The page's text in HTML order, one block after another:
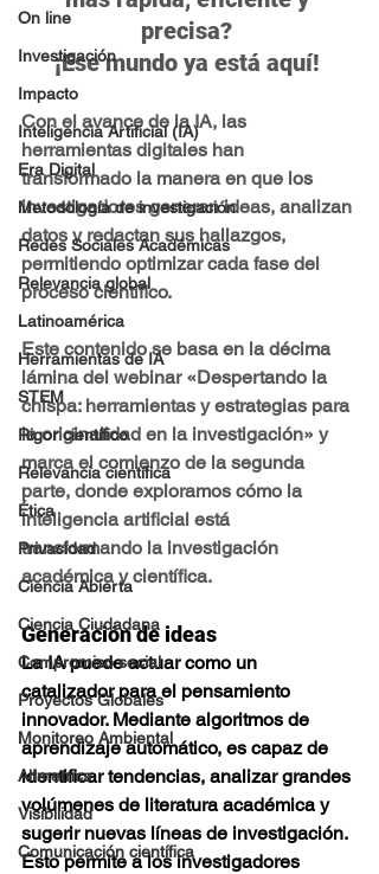
On line
Investigación
Impacto
Inteligencia Artificial (IA)
Era Digital
Metodología de investigación
Redes Sociales Académicas
Relevancia global
Latinoamérica
Herramientas de IA
STEM
Rigor científico
Relevancia científica
Ética
Privacidad
Ciencia Abierta
Ciencia Ciudadana
Compromiso social
Proyectos Globales
Monitoreo Ambiental
Altmetrics
Visibilidad
Comunicación científica
precisa?
¡Ese mundo ya está aquí!
Con el avance de la IA, las
herramientas digitales han
transformado la manera en que los
investigadores generan ideas, analizan
datos y redactan sus hallazgos,
permitiendo optimizar cada fase del
proceso científico.
Este contenido se basa en la décima
lámina del webinar «Despertando la
chispa: herramientas y estrategias para
la originalidad en la investigación» y
marca el comienzo de la segunda
parte, donde exploramos cómo la
inteligencia artificial está
transformando la investigación
académica y científica.
Generación de ideas
La IA puede actuar como un
catalizador para el pensamiento
innovador. Mediante algoritmos de
aprendizaje automático, es capaz de
identificar tendencias, analizar grandes
volúmenes de literatura académica y
sugerir nuevas líneas de investigación.
Esto permite a los investigadores